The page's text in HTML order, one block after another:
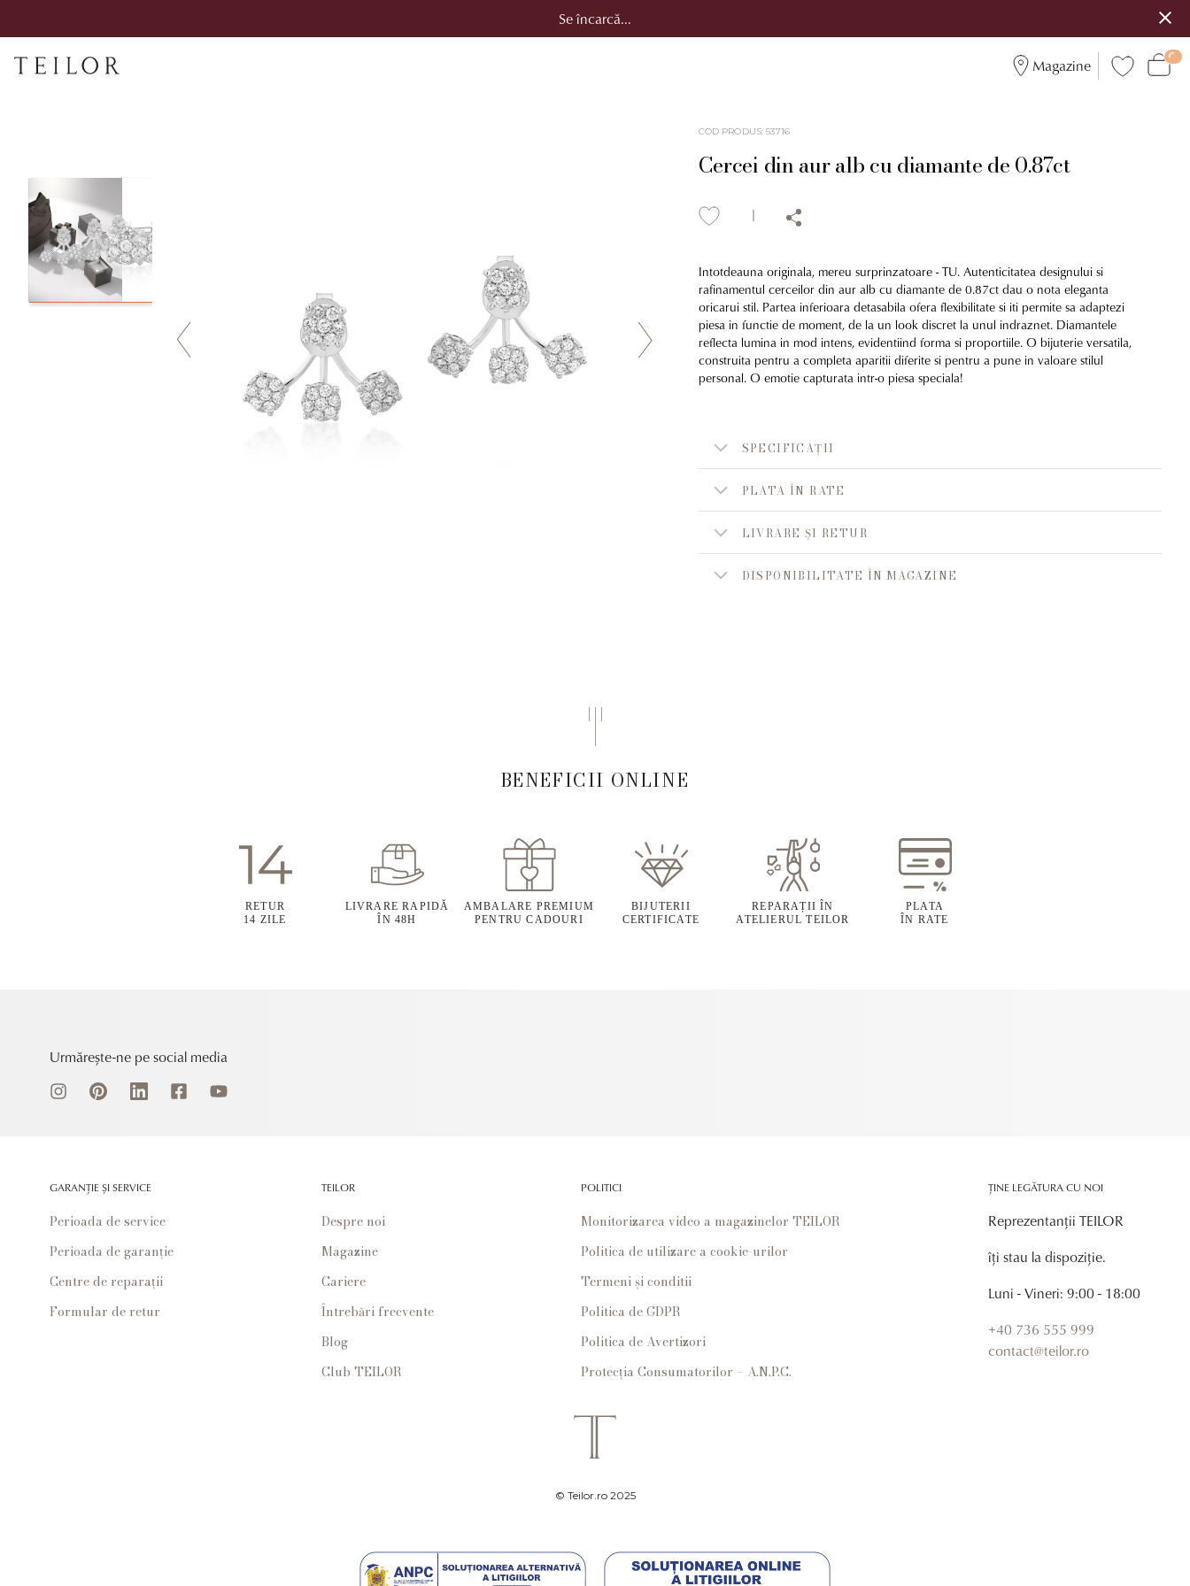
Se încarcă...
Magazine
COD PRODUS:53716
Cercei din aur alb cu diamante de 0.87ct
Intotdeauna originala, mereu surprinzatoare - TU. Autenticitatea designului si
rafinamentul cerceilor din aur alb cu diamante de 0.87ct dau o nota eleganta
oricarui stil. Partea inferioara detasabila ofera flexibilitate si iti permite sa adaptezi
piesa in functie de moment, de la un look discret la unul indraznet. Diamantele
reflecta lumina in mod intens, evidentiind forma si proportiile. O bijuterie versatila,
construita pentru a completa aparitii diferite si pentru a pune in valoare stilul
personal. O emotie capturata intr-o piesa speciala!
SPECIFICAȚII
PLATA ÎN RATE
LIVRARE ȘI RETUR
DISPONIBILITATE ÎN MAGAZINE
BENEFICII ONLINE
RETUR
14 ZILE
LIVRARE RAPIDĂ
ÎN 48H
AMBALARE PREMIUM
PENTRU CADOURI
BIJUTERII
CERTIFICATE
REPARAȚII ÎN
ATELIERUL TEILOR
PLATA
ÎN RATE
Urmărește-ne pe social media
GARANȚIE ȘI SERVICE
Perioada de service
Perioada de garanție
Centre de reparații
Formular de retur
TEILOR
Despre noi
Magazine
Cariere
Întrebări frecvente
Blog
Club TEILOR
POLITICI
Monitorizarea video a magazinelor TEILOR
Politica de utilizare a cookie-urilor
Termeni și conditii
Politica de GDPR
Politica de Avertizori
Protecția Consumatorilor – A.N.P.C.
ȚINE LEGĂTURA CU NOI
Reprezentanții TEILOR
îți stau la dispoziție.
Luni - Vineri: 9:00 - 18:00
+40 736 555 999
contact@teilor.ro
© Teilor.ro 2025